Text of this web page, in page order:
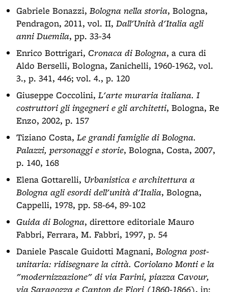
Gabriele Bonazzi, Bologna nella storia, Bologna,
Pendragon, 2011, vol. II, Dall'Unità d'Italia agli
anni Duemila, pp. 33-34
Enrico Bottrigari, Cronaca di Bologna, a cura di
Aldo Berselli, Bologna, Zanichelli, 1960-1962, vol.
3., p. 341, 446; vol. 4., p. 120
Giuseppe Coccolini, L'arte muraria italiana. I
costruttori gli ingegneri e gli architetti, Bologna, Re
Enzo, 2002, p. 157
Tiziano Costa, Le grandi famiglie di Bologna.
Palazzi, personaggi e storie, Bologna, Costa, 2007,
p. 140, 168
Elena Gottarelli, Urbanistica e architettura a
Bologna agli esordi dell'unità d'Italia, Bologna,
Cappelli, 1978, pp. 58-64, 89-102
Guida di Bologna, direttore editoriale Mauro
Fabbri, Ferrara, M. Fabbri, 1997, p. 54
Daniele Pascale Guidotti Magnani, Bologna post-
unitaria: ridisegnare la città. Coriolano Monti e la
"modernizzazione" di via Farini, piazza Cavour,
via Saragozza e Canton de Fiori (1860-1866), in: